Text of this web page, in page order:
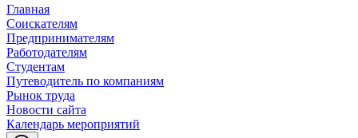
Главная
Соискателям
Предпринимателям
Работодателям
Студентам
Путеводитель по компаниям
Рынок труда
Новости сайта
Календарь мероприятий